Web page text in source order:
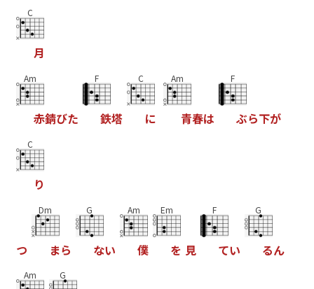
C
月
Am
赤錆びた
F
鉄塔
C
に
Am
青春は
F
ぶら下が
C
り
つ
Dm
まら
G
ない
Am
僕
Em
を 見
F
てい
G
るん
Am G